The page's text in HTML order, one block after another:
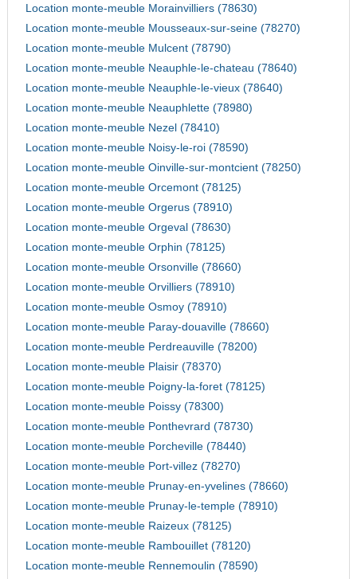
Location monte-meuble Morainvilliers (78630)
Location monte-meuble Mousseaux-sur-seine (78270)
Location monte-meuble Mulcent (78790)
Location monte-meuble Neauphle-le-chateau (78640)
Location monte-meuble Neauphle-le-vieux (78640)
Location monte-meuble Neauphlette (78980)
Location monte-meuble Nezel (78410)
Location monte-meuble Noisy-le-roi (78590)
Location monte-meuble Oinville-sur-montcient (78250)
Location monte-meuble Orcemont (78125)
Location monte-meuble Orgerus (78910)
Location monte-meuble Orgeval (78630)
Location monte-meuble Orphin (78125)
Location monte-meuble Orsonville (78660)
Location monte-meuble Orvilliers (78910)
Location monte-meuble Osmoy (78910)
Location monte-meuble Paray-douaville (78660)
Location monte-meuble Perdreauville (78200)
Location monte-meuble Plaisir (78370)
Location monte-meuble Poigny-la-foret (78125)
Location monte-meuble Poissy (78300)
Location monte-meuble Ponthevrard (78730)
Location monte-meuble Porcheville (78440)
Location monte-meuble Port-villez (78270)
Location monte-meuble Prunay-en-yvelines (78660)
Location monte-meuble Prunay-le-temple (78910)
Location monte-meuble Raizeux (78125)
Location monte-meuble Rambouillet (78120)
Location monte-meuble Rennemoulin (78590)